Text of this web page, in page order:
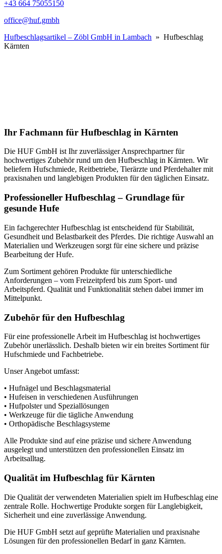
+43 664 75055150
office@huf.gmbh
Hufbeschlagsartikel – Zöbl GmbH in Lambach » Hufbeschlag
Kärnten
Ihr Fachmann für Hufbeschlag in Kärnten
Die HUF GmbH ist Ihr zuverlässiger Ansprechpartner für
hochwertiges Zubehör rund um den Hufbeschlag in Kärnten. Wir
beliefern Hufschmiede, Reitbetriebe, Tierärzte und Pferdehalter mit
praxisnahen und langlebigen Produkten für den täglichen Einsatz.
Professioneller Hufbeschlag – Grundlage für
gesunde Hufe
Ein fachgerechter Hufbeschlag ist entscheidend für Stabilität,
Gesundheit und Belastbarkeit des Pferdes. Die richtige Auswahl an
Materialien und Werkzeugen sorgt für eine sichere und präzise
Bearbeitung der Hufe.
Zum Sortiment gehören Produkte für unterschiedliche
Anforderungen – vom Freizeitpferd bis zum Sport- und
Arbeitspferd. Qualität und Funktionalität stehen dabei immer im
Mittelpunkt.
Zubehör für den Hufbeschlag
Für eine professionelle Arbeit im Hufbeschlag ist hochwertiges
Zubehör unerlässlich. Deshalb bieten wir ein breites Sortiment für
Hufschmiede und Fachbetriebe.
Unser Angebot umfasst:
• Hufnägel und Beschlagsmaterial
• Hufeisen in verschiedenen Ausführungen
• Hufpolster und Speziallösungen
• Werkzeuge für die tägliche Anwendung
• Orthopädische Beschlagsysteme
Alle Produkte sind auf eine präzise und sichere Anwendung
ausgelegt und unterstützen den professionellen Einsatz im
Arbeitsalltag.
Qualität im Hufbeschlag für Kärnten
Die Qualität der verwendeten Materialien spielt im Hufbeschlag eine
zentrale Rolle. Hochwertige Produkte sorgen für Langlebigkeit,
Sicherheit und eine zuverlässige Anwendung.
Die HUF GmbH setzt auf geprüfte Materialien und praxisnahe
Lösungen für den professionellen Bedarf in ganz Kärnten.